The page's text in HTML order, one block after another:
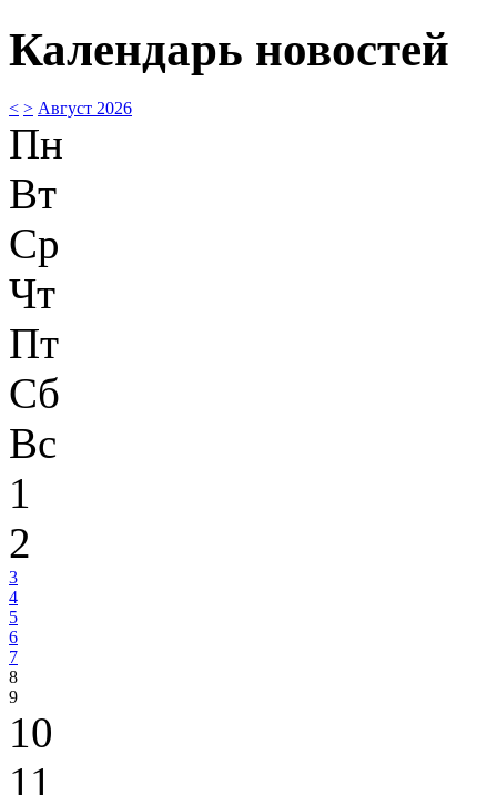
Календарь новостей
< > Август 2026
Пн
Вт
Ср
Чт
Пт
Сб
Вс
1
2
3
4
5
6
7
8
9
10
11